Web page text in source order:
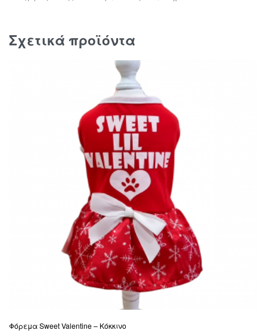
Σχετικά προϊόντα
Φόρεμα Sweet Valentine – Κόκκινο